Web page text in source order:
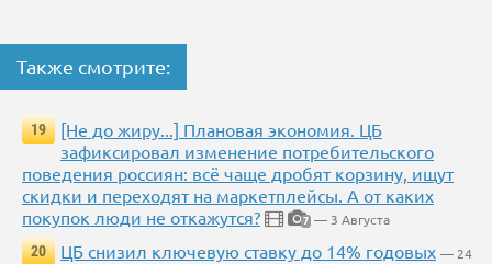
Также смотрите:
19
[Не до жиру...] Плановая экономия. ЦБ
зафиксировал изменение потребительского
поведения россиян: всё чаще дробят корзину, ищут
скидки и переходят на маркетплейсы. А от каких
покупок люди не откажутся?
7 — 3 Августа
20
ЦБ снизил ключевую ставку до 14% годовых — 24